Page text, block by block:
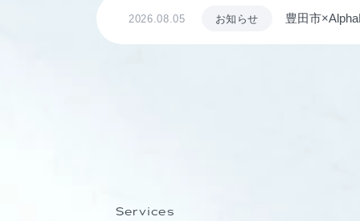
2026.08.05 お知らせ
豊田市
ながる仕組
Services